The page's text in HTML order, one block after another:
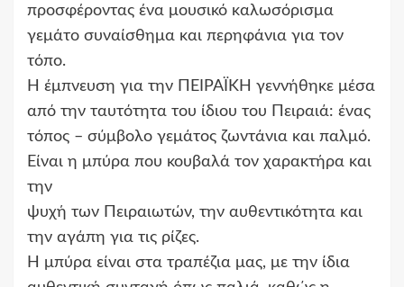
προσφέροντας ένα μουσικό καλωσόρισμα
γεμάτο συναίσθημα και περηφάνια για τον
τόπο.
Η έμπνευση για την ΠΕΙΡΑΪΚΗ γεννήθηκε μέσα
από την ταυτότητα του ίδιου του Πειραιά: ένας
τόπος – σύμβολο γεμάτος ζωντάνια και παλμό.
Είναι η μπύρα που κουβαλά τον χαρακτήρα και
την
ψυχή των Πειραιωτών, την αυθεντικότητα και
την αγάπη για τις ρίζες.
Η μπύρα είναι στα τραπέζια μας, με την ίδια